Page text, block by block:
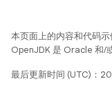
本页面上的内容和代码示
OpenJDK 是 Oracle 和/
最后更新时间 (UTC)：